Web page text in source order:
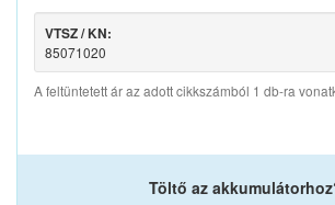
VTSZ / KN:
85071020
A feltüntetett ár az adott cikkszámból 1 db-ra
Töltő az